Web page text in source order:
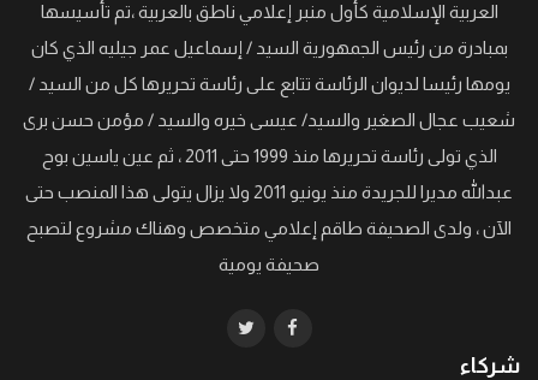
العربية الإسلامية كأول منبر إعلامي ناطق بالعربية ،تم تأسيسها
بمبادرة من رئيس الجمهورية السيد / إسماعيل عمر جيليه الذي كان
يومها رئيسا لديوان الرئاسة تتابع على رئاسة تحريرها كل من السيد /
شعيب عجال الصغير والسيد/ عيسى خيره والسيد / مؤمن حسن برى
الذي تولى رئاسة تحريرها منذ 1999 حتى 2011 ، ثم عين ياسين بوح
عبدالله مديرا للجريدة منذ يونيو 2011 ولا يزال يتولى هذا المنصب حتى
الآن ، ولدى الصحيفة طاقم إعلامي متخصص وهناك مشروع لتصبح
صحيفة يومية
شركاء